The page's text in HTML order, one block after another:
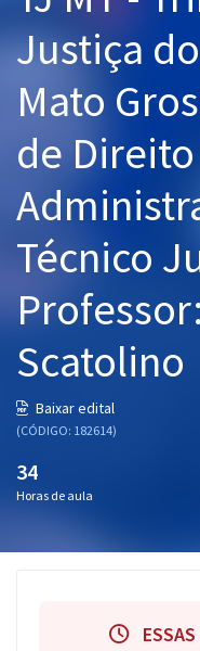
Graduação
Mentorias
Questões grátis
Conteúdo gratuito
Blog
Aprovados
Atendimento
Justiça
Mato
de Direito
Técnico
Scatolino
Baixar edital
(CÓDIGO: 182614)
34
Horas de aula